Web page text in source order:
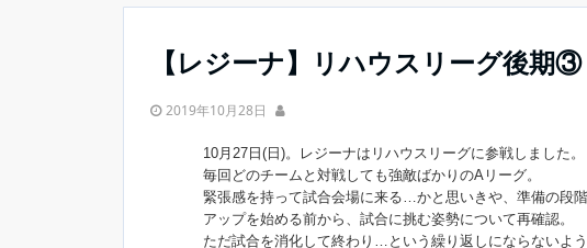
【レジーナ】リハウスリーグ後期③
2019年10月28日
10月27日(日)。レジーナはリハウスリーグに参戦しました。
毎回どのチームと対戦しても強敵ばかりのAリーグ。
緊張感を持って試合会場に来る…かと思いきや、準備の段
アップを始める前から、試合に挑む姿勢について再確認。
ただ試合を消化して終わり…という繰り返しにならないよ